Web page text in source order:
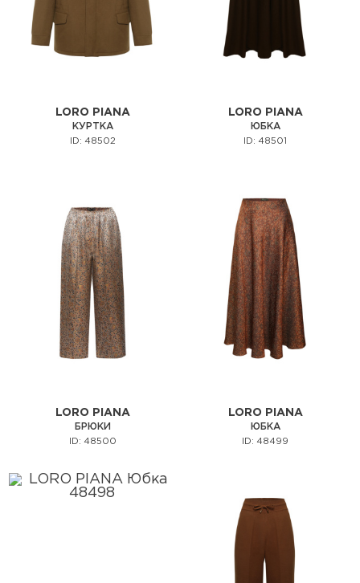
LORO PIANA
КУРТКА
ID: 48502
LORO PIANA
ЮБКА
ID: 48501
LORO PIANA
БРЮКИ
ID: 48500
LORO PIANA
ЮБКА
ID: 48499